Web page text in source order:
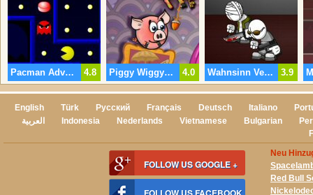
4.8
Pacman Advanced 4.0
Piggy Wiggy 3 Muttern 3.9
Wahnsinn Vergeltung
English Türk Русский Français Deutsch Italiano
العربية
Indonesia Nederlands Vietnamese Bulgarian
FOLLOW US GOOGLE +
Neu
Red Bull